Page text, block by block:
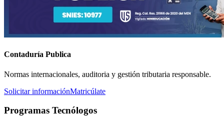
Contaduría Publica
Normas internacionales, auditoria y gestión tributaria responsable.
Solicitar informaciónMatricúlate
Programas Tecnólogos